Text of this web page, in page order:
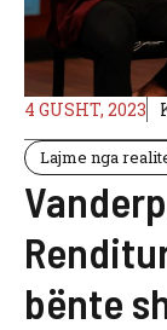
4 GUSHT, 2023
Lajme nga
bënte